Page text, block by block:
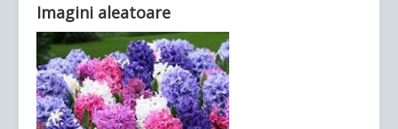
Ultimele articole: Vi, 04.11.2022 -
Județean Mehedinți
Imagini aleatoare